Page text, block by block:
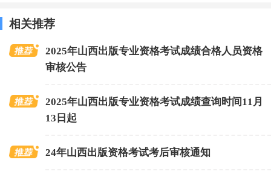
相关推荐
2025年山西出版专业资格考试成绩合格人员资格
审核公告
2025年山西出版专业资格考试成绩查询时间11月
13日起
24年山西出版资格考试考后审核通知